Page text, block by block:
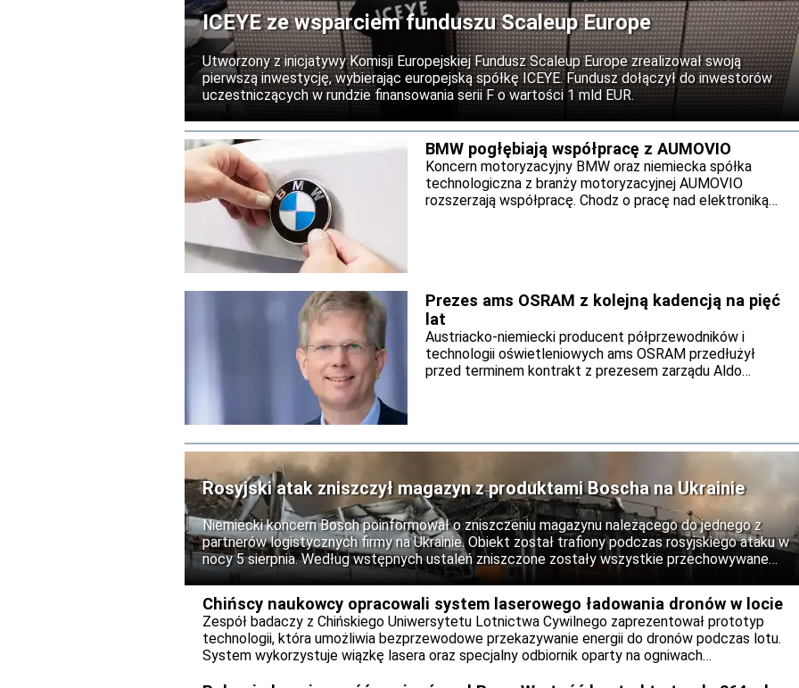
ICEYE ze wsparciem funduszu Scaleup Europe
Utworzony z inicjatywy Komisji Europejskiej Fundusz Scaleup Europe zrealizował swoją
pierwszą inwestycję, wybierając europejską spółkę ICEYE. Fundusz dołączył do inwestorów
uczestniczących w rundzie finansowania serii F o wartości 1 mld EUR.
BMW pogłębiają współpracę z AUMOVIO
Koncern motoryzacyjny BMW oraz niemiecka spółka
technologiczna z branży motoryzacyjnej AUMOVIO
rozszerzają współpracę. Chodz o pracę nad elektroniką
Prezes ams OSRAM z kolejną kadencją na pięć
lat
Austriacko-niemiecki producent półprzewodników i
technologii oświetleniowych ams OSRAM przedłużył
przed terminem kontrakt z prezesem zarządu Aldo
koncernu. Po sprzedaży działalności związanej z
nieoptycznymi czujnikami ams OSRAM zamierza rozwijać
rozszerzonej rzeczywistości (AR) i transmisji danych.
Rosyjski atak zniszczył magazyn z produktami Boscha na Ukrainie
Niemiecki koncern Bosch poinformował o zniszczeniu magazynu należącego do jednego z
partnerów logistycznych firmy na Ukrainie. Obiekt został trafiony podczas rosyjskiego ataku w
nocy 5 sierpnia. Według wstępnych ustaleń zniszczone zostały wszystkie przechowywane
tam produkty, nikt nie odniósł obrażeń.
Chińscy naukowcy opracowali system laserowego ładowania dronów w locie
Zespół badaczy z Chińskiego Uniwersytetu Lotnictwa Cywilnego zaprezentował prototyp
technologii, która umożliwia bezprzewodowe przekazywanie energii do dronów podczas lotu.
System wykorzystuje wiązkę lasera oraz specjalny odbiornik oparty na ogniwach